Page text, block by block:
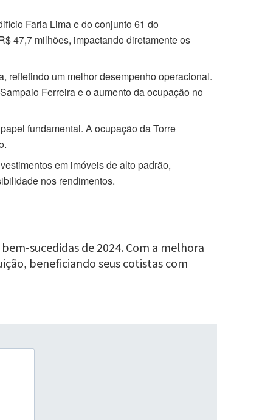
Faria Lima e do conjunto 61 do
47,7 milhões, impactando diretamente os
refletindo um melhor desempenho operacional.
Ferreira e o aumento da ocupação no
fundamental. A ocupação da Torre
em imóveis de alto padrão,
nos rendimentos.
sucedidas de 2024. Com a melhora
beneficiando seus cotistas com